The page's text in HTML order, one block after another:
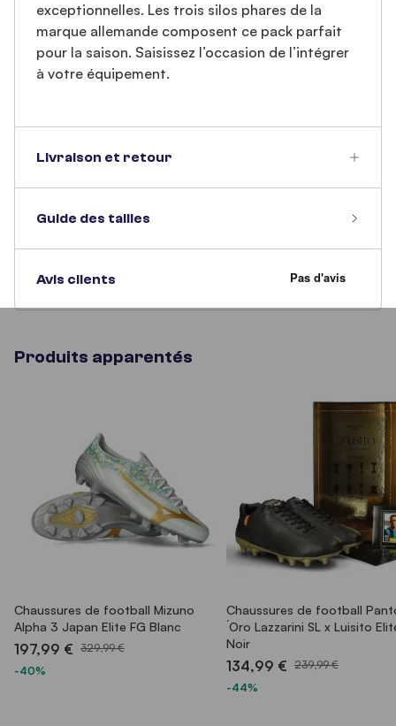
exceptionnelles. Les trois silos phares de la
marque allemande composent ce pack parfait
pour la saison. Saisissez l’occasion de l’intégrer
à votre équipement.
Livraison et retour
Guide des tailles
Avis clients
Produits apparentés
Chaussures de football Mizuno
Alpha 3 Japan Elite FG Blanc
197,99 € 329,99 €
-40%
Chaussures de football
´Oro Lazzarini SL x Luisito
Noir
134,99 € 239,99 €
-44%